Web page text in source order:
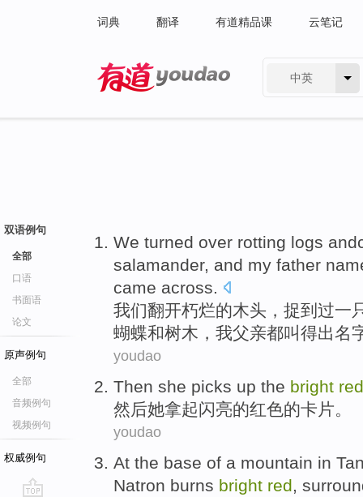
词典 翻译 有道精品课 云笔记
中英
双语例句
全部
口语
书面语
论文
原声例句
全部
音频例句
视频例句
权威例句
We turned over rotting logs
salamander, and my father
came across.
我们翻开朽烂的木头 ，捉到过一
蝴蝶和树木， 我父亲都叫得出名
youdao
Then she picks up the bright red
然后她拿起闪亮的红色的卡片。
youdao
At the base of a mountain in
Natron burns bright red